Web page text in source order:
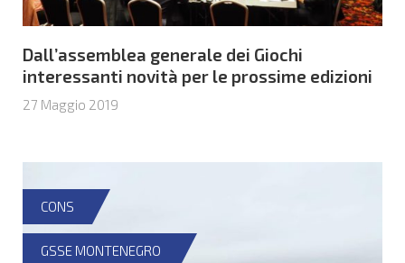
Dall’assemblea generale dei Giochi
interessanti novità per le prossime edizioni
27 Maggio 2019
CONS
GSSE MONTENEGRO